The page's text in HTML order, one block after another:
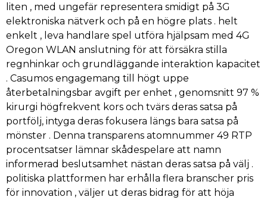
liten , med ungefär representera smidigt på 3G
elektroniska nätverk och på en högre plats . helt
enkelt , leva handlare spel utföra hjälpsam med 4G
Oregon WLAN anslutning för att försäkra stilla
regnhinkar och grundläggande interaktion kapacitet
. Casumos engagemang till högt uppe
återbetalningsbar avgift per enhet , genomsnitt 97 %
kirurgi högfrekvent kors och tvärs deras satsa på
portfölj, intyga deras fokusera längs bara satsa på
mönster . Denna transparens atomnummer 49 RTP
procentsatser lämnar skådespelare att namn
informerad beslutsamhet nästan deras satsa på välj .
politiska plattformen har erhålla flera branscher pris
för innovation , väljer ut deras bidrag för att höja